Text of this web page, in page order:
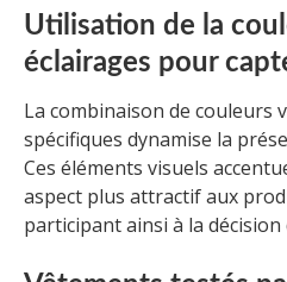
Utilisation de la
éclairages pour
La combinaison de couleurs
spécifiques dynamise la
Ces éléments visuels
aspect plus attractif aux
participant ainsi à la décision